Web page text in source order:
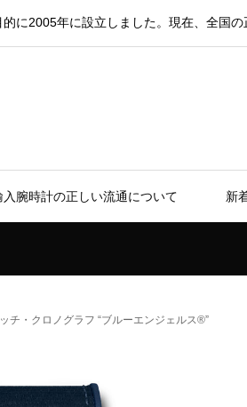
に2005年に設立しました。現在、全国の
入腕時計の正しい流通について 新
チ・クロノグラフ “ブルーエンジェルス®”